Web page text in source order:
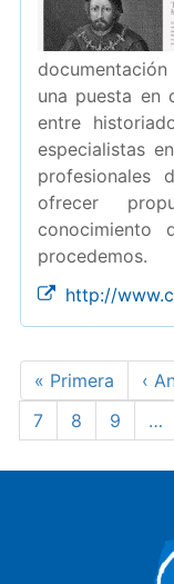
una puesta en
entre
especialistas
profesionales
ofrecer
procedemos.
http://
Paginación
Primera
página
« Primera ‹
Page
7 Page
8 Page
9 …